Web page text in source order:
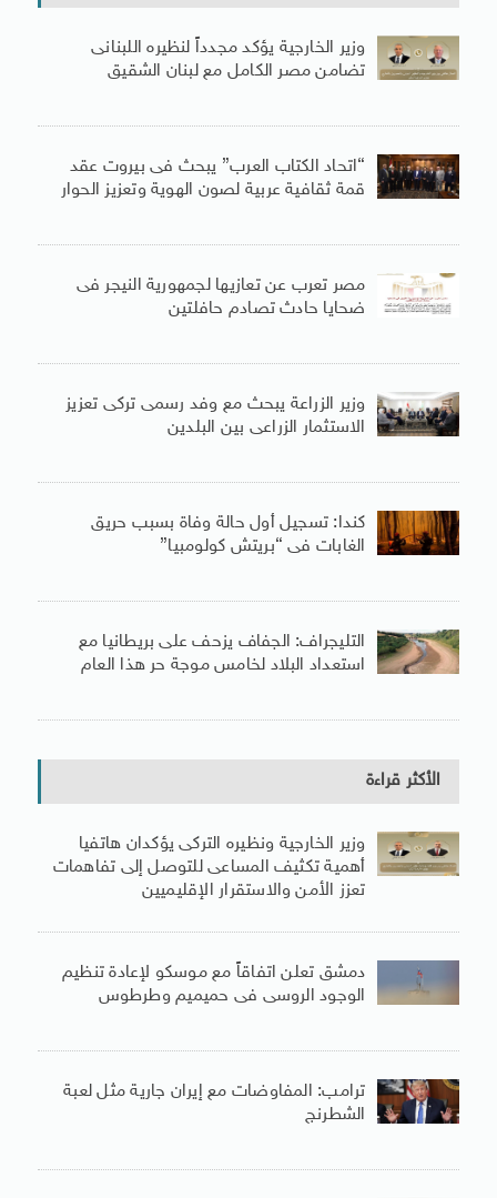
وزير الخارجية يؤكد مجدداً لنظيره اللبنانى
تضامن مصر الكامل مع لبنان الشقيق
“اتحاد الكتاب العرب” يبحث فى بيروت عقد
قمة ثقافية عربية لصون الهوية وتعزيز الحوار
مصر تعرب عن تعازيها لجمهورية النيجر فى
ضحايا حادث تصادم حافلتين
وزير الزراعة يبحث مع وفد رسمى تركى تعزيز
الاستثمار الزراعى بين البلدين
كندا: تسجيل أول حالة وفاة بسبب حريق
الغابات فى “بريتش كولومبيا”
التليجراف: الجفاف يزحف على بريطانيا مع
استعداد البلاد لخامس موجة حر هذا العام
الأكثر قراءة
وزير الخارجية ونظيره التركى يؤكدان هاتفيا
أهمية تكثيف المساعى للتوصل إلى تفاهمات
تعزز الأمن والاستقرار الإقليميين
دمشق تعلن اتفاقاً مع موسكو لإعادة تنظيم
الوجود الروسى فى حميميم وطرطوس
ترامب: المفاوضات مع إيران جارية مثل لعبة
الشطرنج